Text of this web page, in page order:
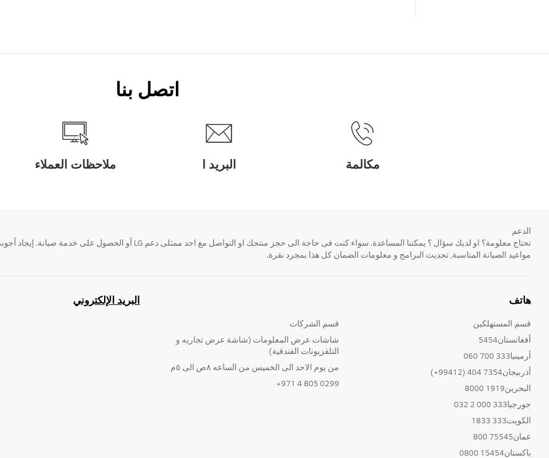
اتصل بنا
مكالمة البريد ا ملاحظات العملاء
الدعم
مواعيد الصيانة المناسبة, تحديث البرامج و معلومات الضمان كل هذا بمجرد نقرة.
هاتف
قسم المستهلكين
أفغانستان5454
أرمينيا333 700 060
أذربيجان7354 404 (99412+)
البحرين1919 8000
جورجيا333 000 2 032
الكويت333 1833
عمان75545 800
باكستان15454 0800
قسم الشركات
شاشات عرض المعلومات (شاشة عرض تجاريه و
التلفزيونات الفندقية)
من يوم الاحد الى الخميس من الساعه ٨ص الى ٥م
0299 805 4 971+
البريد الإلكتروني